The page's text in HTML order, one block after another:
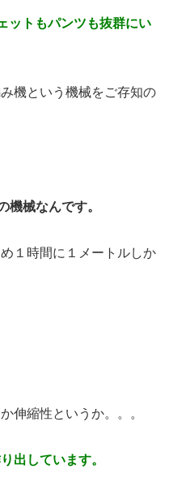
ットもパンツも抜群にい
機という機械をご存知の
機械なんです。
１時間に１メートルしか
伸縮性というか。。。
出しています。